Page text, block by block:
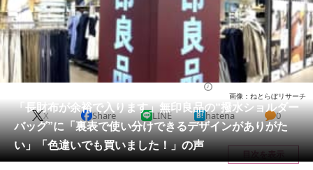
グルメ
住まい 教育・育児
動物 リサーチ
会員記事
メディア
注目記事を集めた総合ページ
「長財布が余裕で入ります」無印良品の“撥水ショルダー
バッグ”に「裏表で使い分けできるデザインがありがた
い」「色違いでも買いました！」の声
画像：ねとらぼリサーチ
X Share LINE hatena 0
目次を表示